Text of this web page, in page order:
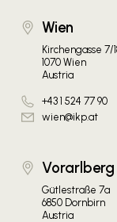
Wien
Kirchengasse 7/
1070 Wien
Austria
+43 1 524 77 90
wien@ikp.at
Vorarlberg
Gütlestraße 7a
6850 Dornbirn
Austria